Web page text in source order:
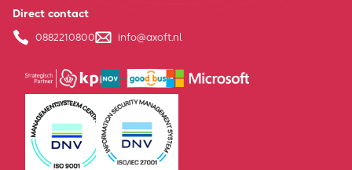
Direct contact
0882210800 info@axoft.nl